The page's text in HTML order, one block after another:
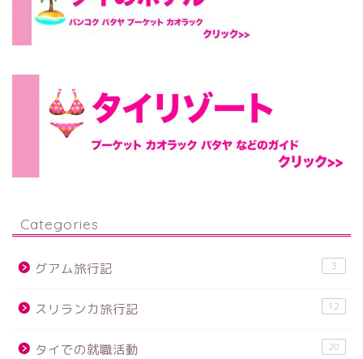
Categories
グアム旅行記 3
スリランカ旅行記 12
タイでの就職活動 20